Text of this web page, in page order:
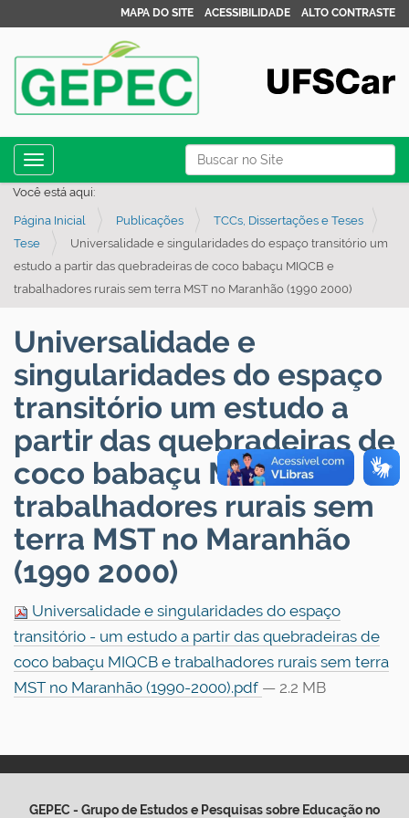
Busca
Busca Avançada…
MAPA DO SITE ACESSIBILIDADE ALTO CONTRASTE
Toggle navigation
Você está aqui:
Página Inicial Publicações
TCCs, Dissertações e Teses
Tese
Universalidade e singularidades do espaço transitório um
estudo a partir das quebradeiras de coco babaçu MIQCB e
trabalhadores rurais sem terra MST no Maranhão (1990 2000)
Universalidade e
singularidades do espaço
transitório um estudo a
partir das quebradeiras de
coco babaçu MIQCB e
trabalhadores rurais sem
terra MST no Maranhão
(1990 2000)
Universalidade e singularidades do espaço
transitório - um estudo a partir das quebradeiras de
coco babaçu MIQCB e trabalhadores rurais sem terra
MST no Maranhão (1990-2000).pdf — 2.2 MB
GEPEC - Grupo de Estudos e Pesquisas sobre Educação no